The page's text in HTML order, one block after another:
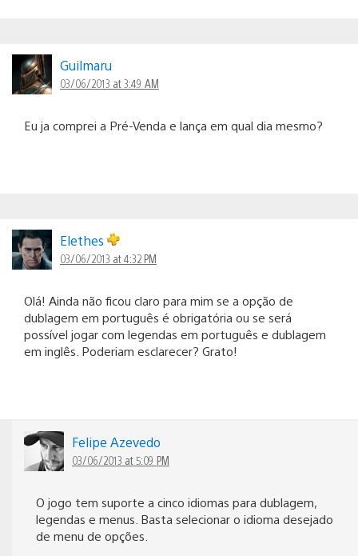
Guilmaru
03/06/2013 at 3:49 AM
Eu ja comprei a Pré-Venda e lança em qual dia mesmo?
Elethes
03/06/2013 at 4:32 PM
Olá! Ainda não ficou claro para mim se a opção de
dublagem em português é obrigatória ou se será
possível jogar com legendas em português e dublagem
em inglês. Poderiam esclarecer? Grato!
Felipe Azevedo
03/06/2013 at 5:09 PM
O jogo tem suporte a cinco idiomas para dublagem,
legendas e menus. Basta selecionar o idioma desejado
de menu de opções.